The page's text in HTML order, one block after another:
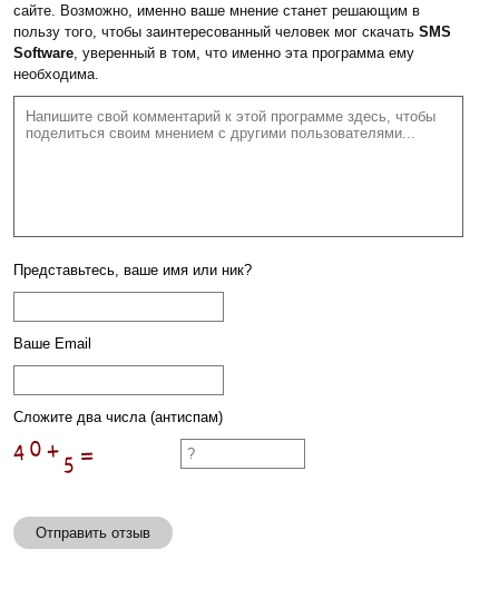
сайте. Возможно, именно ваше мнение станет решающим в
пользу того, чтобы заинтересованный человек мог скачать SMS
Software, уверенный в том, что именно эта программа ему
необходима.
Представьтесь, ваше имя или ник?
Ваше Email
Сложите два числа (антиспам)
Отправить отзыв